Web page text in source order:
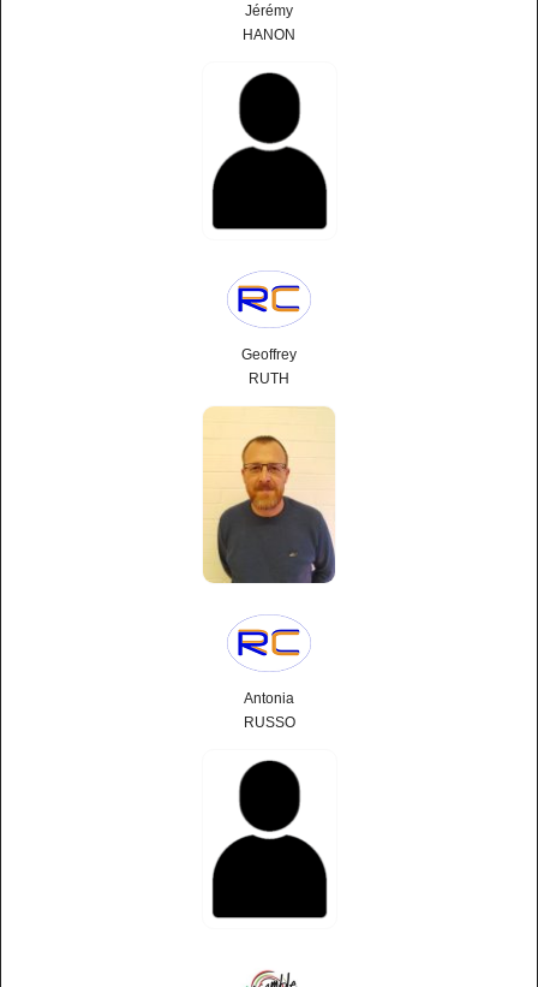
Jérémy
HANON
Geoffrey
RUTH
Antonia
RUSSO